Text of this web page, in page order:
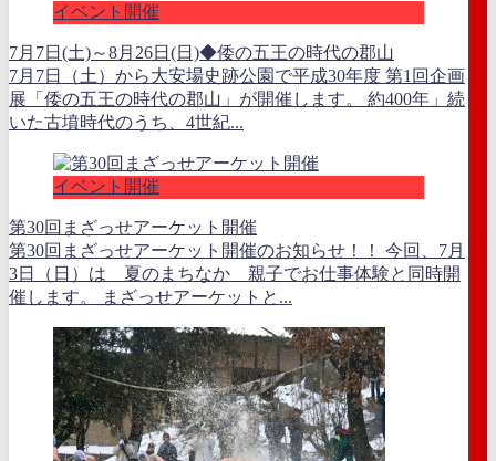
イベント開催
7月7日(土)～8月26日(日)◆倭の五王の時代の郡山
7月7日（土）から大安場史跡公園で平成30年度 第1回企画
展「倭の五王の時代の郡山」が開催します。 約400年」続
いた古墳時代のうち、4世紀...
イベント開催
第30回まざっせアーケット開催
第30回まざっせアーケット開催のお知らせ！！ 今回、7月
3日（日）は 夏のまちなか 親子でお仕事体験と同時開
催します。 まざっせアーケットと...